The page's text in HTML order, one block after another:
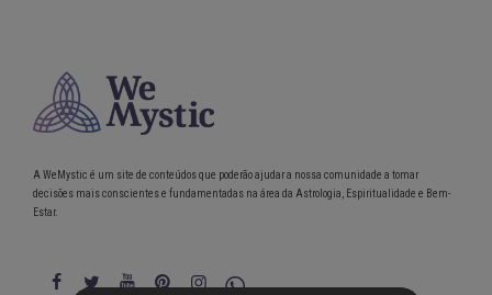
A WeMystic é um site de conteúdos que poderão ajudar a nossa comunidade a tomar
decisões mais conscientes e fundamentadas na área da Astrologia, Espiritualidade e Bem-
Estar.